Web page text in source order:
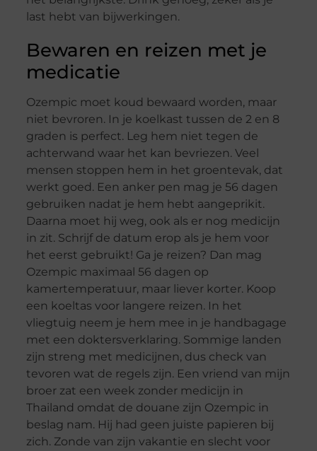
last hebt van bijwerkingen.
Bewaren en reizen met je
medicatie
Ozempic moet koud bewaard worden, maar
niet bevroren. In je koelkast tussen de 2 en 8
graden is perfect. Leg hem niet tegen de
achterwand waar het kan bevriezen. Veel
mensen stoppen hem in het groentevak, dat
werkt goed. Een anker pen mag je 56 dagen
gebruiken nadat je hem hebt aangeprikit.
Daarna moet hij weg, ook als er nog medicijn
in zit. Schrijf de datum erop als je hem voor
het eerst gebruikt! Ga je reizen? Dan mag
Ozempic maximaal 56 dagen op
kamertemperatuur, maar liever korter. Koop
een koeltas voor langere reizen. In het
vliegtuig neem je hem mee in je handbagage
met een doktersverklaring. Sommige landen
zijn streng met medicijnen, dus check van
tevoren wat de regels zijn. Een vriend van mijn
broer zat een week zonder medicijn in
Thailand omdat de douane zijn Ozempic in
beslag nam. Hij had geen juiste papieren bij
zich. Zonde van zijn vakantie en slecht voor